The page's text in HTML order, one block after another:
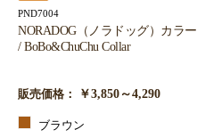
PND7004
NORADOG（ノラドッグ）カラー
/ BoBo&ChuChu Collar
販売価格： ￥3,850～4,290
ブラウン